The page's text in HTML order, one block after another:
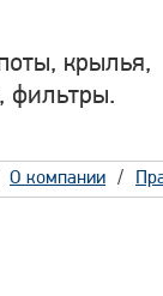
крылья,
фильтры.
О компании